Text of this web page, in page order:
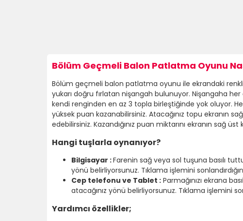
Bölüm Geçmeli Balon Patlatma Oyunu
Bölüm geçmeli balon patlatma oyunu ile ekrandaki
yukarı doğru fırlatan nişangah bulunuyor. Nişangaha
kendi renginden en az 3 topla birleştiğinde yok oluyor.
yüksek puan kazanabilirsiniz. Atacağınız topu ekranın
edebilirsiniz. Kazandığınız puan miktarını ekranın sağ
Hangi tuşlarla oynanıyor?
Bilgisayar :Farenin sağ veya sol tuşuna basılı
yönü belirliyorsunuz. Tıklama işlemini
Cep telefonu ve Tablet : Parmağınızı ekrana
atacağınız yönü belirliyorsunuz. Tıklama işlemini
Yardımcı özellikler;